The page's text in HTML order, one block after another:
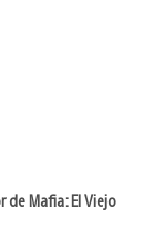
de Mafia: El Viejo